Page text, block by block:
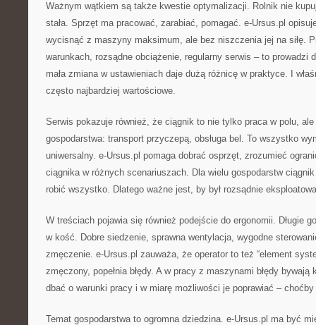
Ważnym wątkiem są także kwestie optymalizacji. Rolnik nie
stała. Sprzęt ma pracować, zarabiać, pomagać. e-Ursus.pl
wycisnąć z maszyny maksimum, ale bez niszczenia jej na siłę.
warunkach, rozsądne obciążenie, regularny serwis – to prowadzi
mała zmiana w ustawieniach daje dużą różnicę w praktyce. I
często najbardziej wartościowe.
Serwis pokazuje również, że ciągnik to nie tylko praca w polu, ale
gospodarstwa: transport przyczepą, obsługa bel. To wszystko
uniwersalny. e-Ursus.pl pomaga dobrać osprzęt, zrozumieć
ciągnika w różnych scenariuszach. Dla wielu gospodarstw
robić wszystko. Dlatego ważne jest, by był rozsądnie
W treściach pojawia się również podejście do ergonomii. Długie
w kość. Dobre siedzenie, sprawna wentylacja, wygodne
zmęczenie. e-Ursus.pl zauważa, że operator to też “element
zmęczony, popełnia błędy. A w pracy z maszynami błędy
dbać o warunki pracy i w miarę możliwości je poprawiać –
Temat gospodarstwa to ogromna dziedzina. e-Ursus.pl ma być